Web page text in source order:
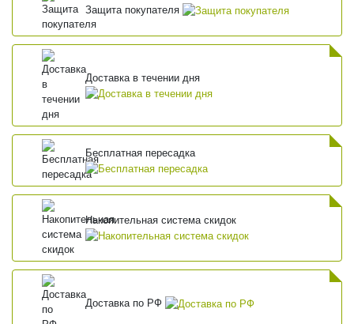
Защита покупателя
Доставка в течении дня
Бесплатная пересадка
Накопительная система скидок
Доставка по РФ